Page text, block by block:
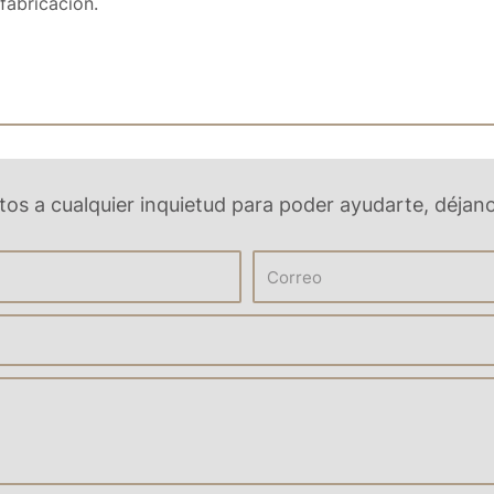
a cualquier inquietud para poder ayudarte,
m
i